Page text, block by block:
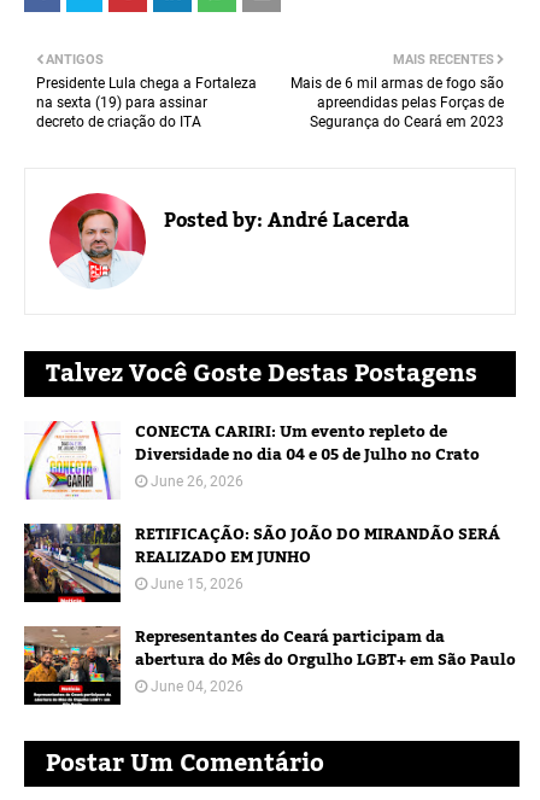
MAIS RECENTES
Mais de 6 mil armas de fogo são
apreendidas pelas Forças de
Segurança do Ceará em 2023
ANTIGOS
Presidente Lula chega a Fortaleza
na sexta (19) para assinar
decreto de criação do ITA
Posted by:André Lacerda
Talvez Você Goste Destas Postagens
CONECTA CARIRI: Um evento repleto de
Diversidade no dia 04 e 05 de Julho no Crato
June 26, 2026
RETIFICAÇÃO: SÃO JOÃO DO MIRANDÃO SERÁ
REALIZADO EM JUNHO
June 15, 2026
Representantes do Ceará participam da
abertura do Mês do Orgulho LGBT+ em São Paulo
June 04, 2026
Postar Um Comentário